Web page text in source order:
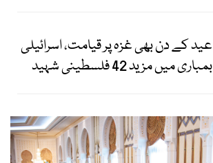
عید کے دن بھی غزہ پر قیامت، اسرائیلی
بمباری میں مزید 42 فلسطینی شہید